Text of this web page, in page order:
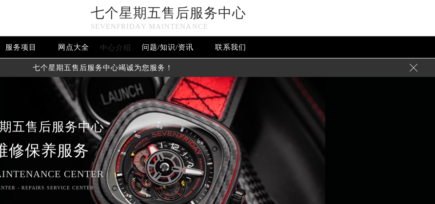
七个星期五售后服务中心
SEVENFRIDAY MAINTENANCE
服务项目 网点大全 中心介绍 问题/知识/资讯 联系我们
七个星期五售后服务中心竭诚为您服务！ 
五售后服务中心
修保养服务
CENTER
- REPAIRS SERVICE CENTER